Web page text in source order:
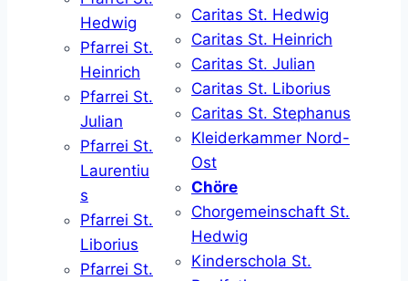
Hedwig
Pfarrei St.
Heinrich
Pfarrei St.
Julian
Pfarrei St.
Laurentiu
s
Pfarrei St.
Liborius
Pfarrei St.
Caritas St. Hedwig
Caritas St. Heinrich
Caritas St. Julian
Caritas St. Liborius
Caritas St. Stephanus
Kleiderkammer Nord-
Ost
Chöre
Chorgemeinschaft St.
Hedwig
Kinderschola St.